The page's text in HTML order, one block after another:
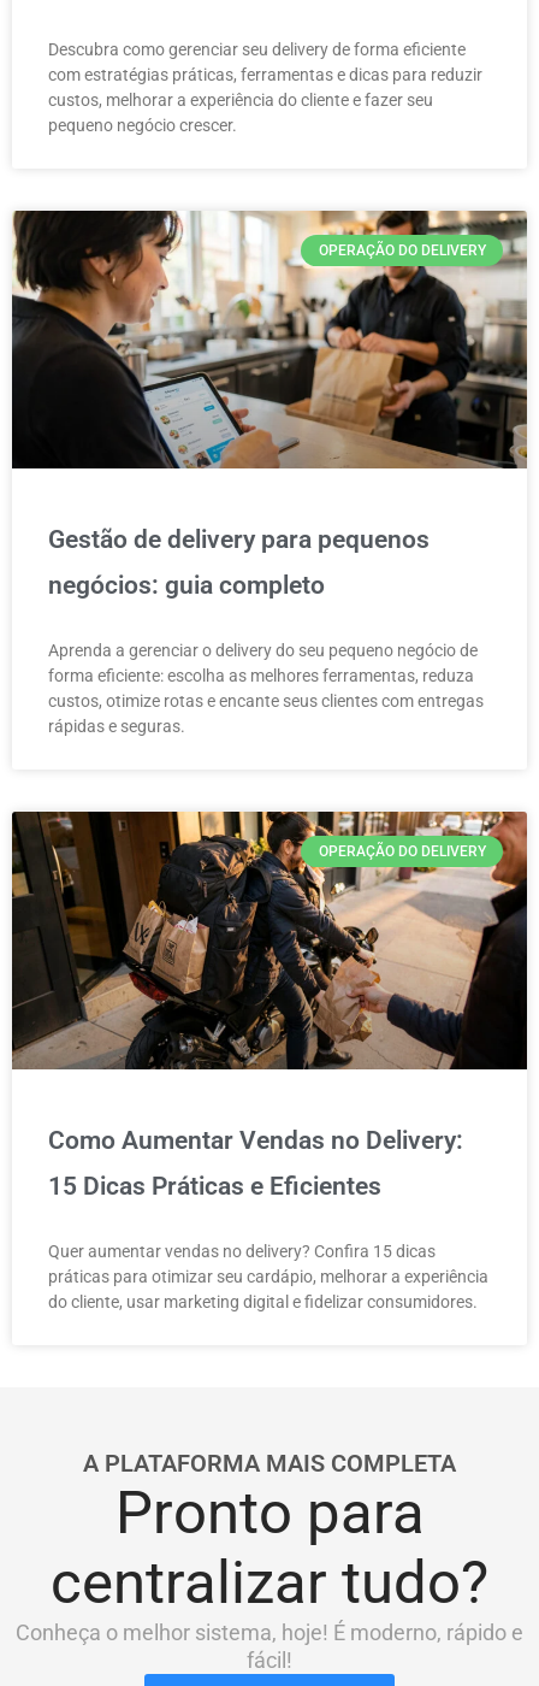
Descubra como gerenciar seu delivery de forma eficiente
com estratégias práticas, ferramentas e dicas para reduzir
custos, melhorar a experiência do cliente e fazer seu
pequeno negócio crescer.
OPERAÇÃO DO DELIVERY
Gestão de delivery para pequenos
negócios: guia completo
Aprenda a gerenciar o delivery do seu pequeno negócio de
forma eficiente: escolha as melhores ferramentas, reduza
custos, otimize rotas e encante seus clientes com entregas
rápidas e seguras.
OPERAÇÃO DO DELIVERY
Como Aumentar Vendas no Delivery:
15 Dicas Práticas e Eficientes
Quer aumentar vendas no delivery? Confira 15 dicas
práticas para otimizar seu cardápio, melhorar a experiência
do cliente, usar marketing digital e fidelizar consumidores.
A PLATAFORMA MAIS COMPLETA
Pronto para
centralizar tudo?
Conheça o melhor sistema, hoje! É moderno, rápido e
fácil!